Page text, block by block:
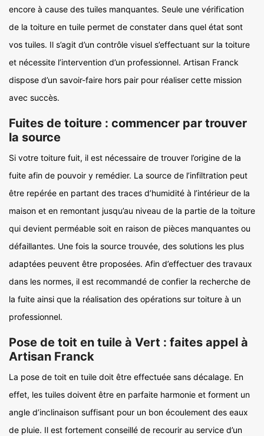
encore à cause des tuiles manquantes. Seule une vérification
de la toiture en tuile permet de constater dans quel état sont
vos tuiles. Il s’agit d’un contrôle visuel s’effectuant sur la toiture
et nécessite l’intervention d’un professionnel. Artisan Franck
dispose d’un savoir-faire hors pair pour réaliser cette mission
avec succès.
Fuites de toiture : commencer par trouver
la source
Si votre toiture fuit, il est nécessaire de trouver l’origine de la
fuite afin de pouvoir y remédier. La source de l’infiltration peut
être repérée en partant des traces d’humidité à l’intérieur de la
maison et en remontant jusqu’au niveau de la partie de la toiture
qui devient perméable soit en raison de pièces manquantes ou
défaillantes. Une fois la source trouvée, des solutions les plus
adaptées peuvent être proposées. Afin d’effectuer des travaux
dans les normes, il est recommandé de confier la recherche de
la fuite ainsi que la réalisation des opérations sur toiture à un
professionnel.
Pose de toit en tuile à Vert : faites appel à
Artisan Franck
La pose de toit en tuile doit être effectuée sans décalage. En
effet, les tuiles doivent être en parfaite harmonie et forment un
angle d’inclinaison suffisant pour un bon écoulement des eaux
de pluie. Il est fortement conseillé de recourir au service d’un